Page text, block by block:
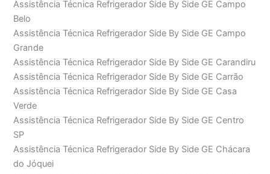
Assistência Técnica Refrigerador Side By Side GE Campo
Belo
Assistência Técnica Refrigerador Side By Side GE Campo
Grande
Assistência Técnica Refrigerador Side By Side GE Carandiru
Assistência Técnica Refrigerador Side By Side GE Carrão
Assistência Técnica Refrigerador Side By Side GE Casa
Verde
Assistência Técnica Refrigerador Side By Side GE Centro
SP
Assistência Técnica Refrigerador Side By Side GE Chácara
do Jóquei